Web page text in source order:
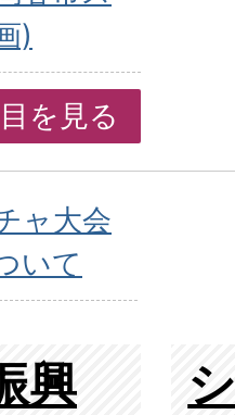
)
を見る
ャ大会
いて
興